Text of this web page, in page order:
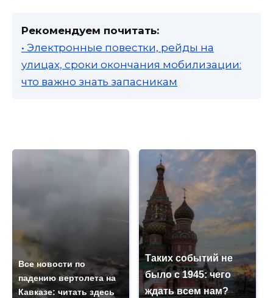
Рекомендуем почитать:
• Электронные повестки, рейды на
улицах, сроки окончания мобилизации:
что важно знать запасникам
Все новости по
падению вертолета на
Кавказе: читать здесь
Таких событий не
было с 1945: чего
ждать всем нам?